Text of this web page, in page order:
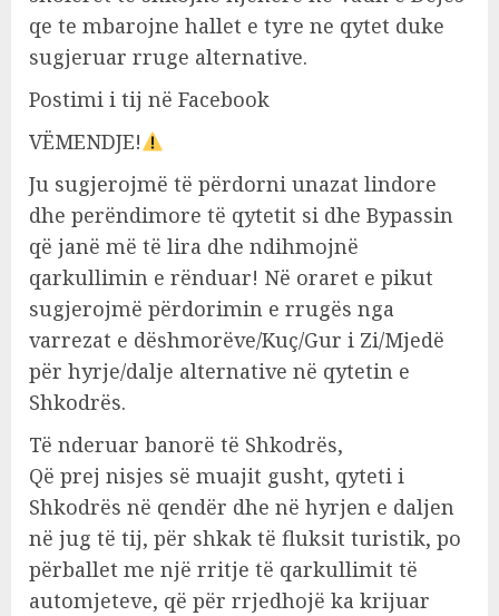
qe te mbarojne hallet e tyre ne qytet duke
sugjeruar rruge alternative.
Postimi i tij në Facebook
VËMENDJE!
Ju sugjerojmë të përdorni unazat lindore
dhe perëndimore të qytetit si dhe Bypassin
që janë më të lira dhe ndihmojnë
qarkullimin e rënduar! Në oraret e pikut
sugjerojmë përdorimin e rrugës nga
varrezat e dëshmorëve/Kuç/Gur i Zi/Mjedë
për hyrje/dalje alternative në qytetin e
Shkodrës.
Të nderuar banorë të Shkodrës,
Që prej nisjes së muajit gusht, qyteti i
Shkodrës në qendër dhe në hyrjen e daljen
në jug të tij, për shkak të fluksit turistik, po
përballet me një rritje të qarkullimit të
automjeteve, që për rrjedhojë ka krijuar